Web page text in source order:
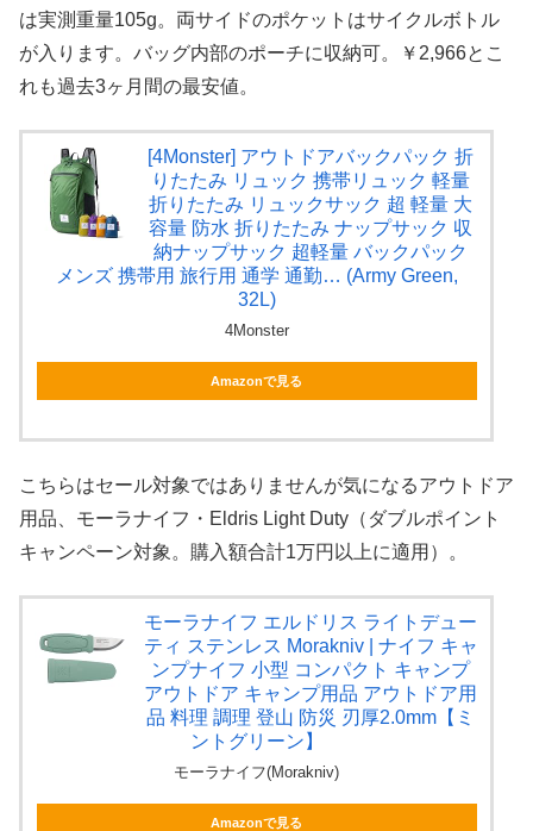
は実測重量105g。両サイドのポケットはサイクルボトル
が入ります。バッグ内部のポーチに収納可。￥2,966とこ
れも過去3ヶ月間の最安値。
[4Monster] アウトドアバックパック 折
りたたみ リュック 携帯リュック 軽量
折りたたみ リュックサック 超 軽量 大
容量 防水 折りたたみ ナップサック 収
納ナップサック 超軽量 バックパック
メンズ 携帯用 旅行用 通学 通勤… (Army Green,
32L)
4Monster
Amazonで見る
こちらはセール対象ではありませんが気になるアウトドア
用品、モーラナイフ・Eldris Light Duty（ダブルポイント
キャンペーン対象。購入額合計1万円以上に適用）。
モーラナイフ エルドリス ライトデュー
ティ ステンレス Morakniv | ナイフ キャ
ンプナイフ 小型 コンパクト キャンプ
アウトドア キャンプ用品 アウトドア用
品 料理 調理 登山 防災 刃厚2.0mm【ミ
ントグリーン】
モーラナイフ(Morakniv)
Amazonで見る